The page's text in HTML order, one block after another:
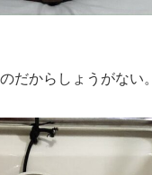
だからしょうがない。